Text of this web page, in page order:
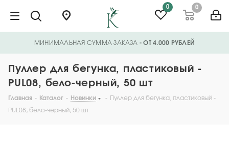
0 0
МИНИМАЛЬНАЯ СУММА ЗАКАЗА - ОТ 4.000 РУБЛЕЙ
Пуллер для бегунка, пластиковый -
PUL08, бело-черный, 50 шт
Главная - Каталог - Новинки - Пуллер для бегунка, пластиковый -
PUL08, бело-черный, 50 шт